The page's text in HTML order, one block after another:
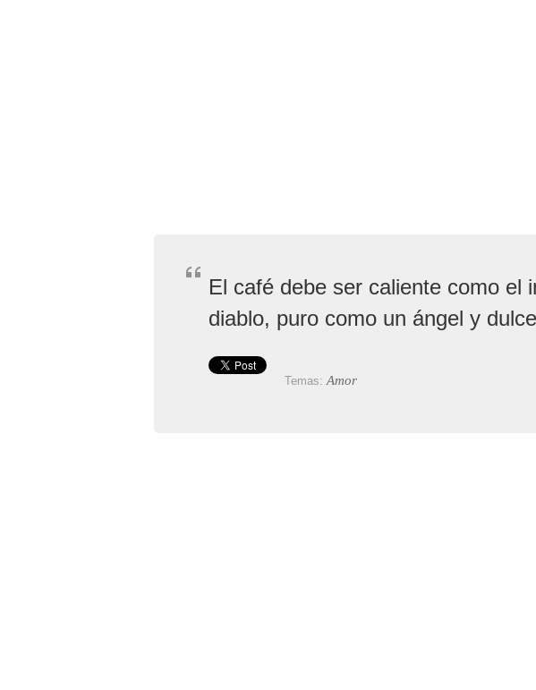
El café debe ser caliente como el
diablo, puro como un ángel y
Temas:Amor